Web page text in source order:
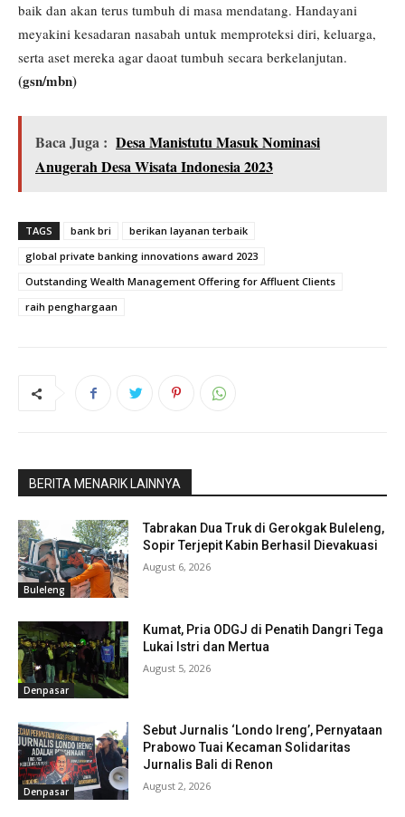
baik dan akan terus tumbuh di masa mendatang. Handayani
meyakini kesadaran nasabah untuk memproteksi diri, keluarga,
serta aset mereka agar daoat tumbuh secara berkelanjutan.
(gsn/mbn)
Baca Juga : Desa Manistutu Masuk Nominasi
Anugerah Desa Wisata Indonesia 2023
TAGS bank bri
berikan layanan terbaik
global private banking innovations award 2023
Outstanding Wealth Management Offering for Affluent Clients
raih penghargaan
BERITA MENARIK LAINNYA
Buleleng
Tabrakan Dua Truk di Gerokgak Buleleng,
Sopir Terjepit Kabin Berhasil Dievakuasi
August 6, 2026
Denpasar
Kumat, Pria ODGJ di Penatih Dangri Tega
Lukai Istri dan Mertua
August 5, 2026
Denpasar
Sebut Jurnalis ‘Londo Ireng’, Pernyataan
Prabowo Tuai Kecaman Solidaritas
Jurnalis Bali di Renon
August 2, 2026